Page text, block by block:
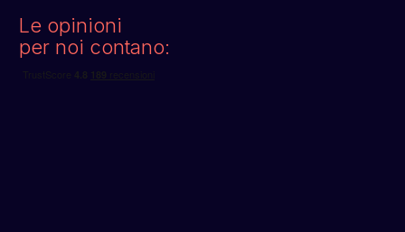
Le opinioni
per noi contano: